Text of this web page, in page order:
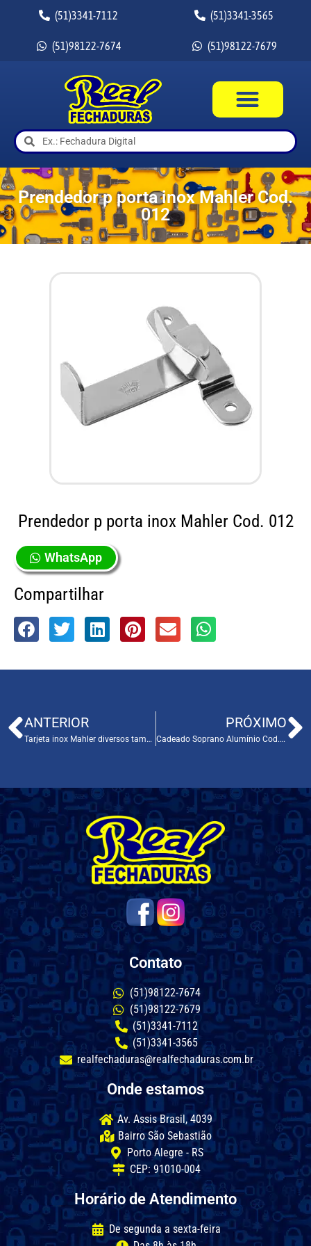
(51)3341-7112 (51)3341-3565
(51)98122-7674 (51)98122-7679
Prendedor p porta inox Mahler Cod.
012
Prendedor p porta inox Mahler Cod. 012
WhatsApp
Compartilhar
ANTERIOR
Tarjeta inox Mahler diversos tamanhos Cod. 013
PRÓXIMO
Cadeado Soprano Alumínio Cod. 150220
Contato
(51)98122-7674
(51)98122-7679
(51)3341-7112
(51)3341-3565
realfechaduras@realfechaduras.com.br
Onde estamos
Av. Assis Brasil, 4039
Bairro São Sebastião
Porto Alegre - RS
CEP: 91010-004
Horário de Atendimento
De segunda a sexta-feira